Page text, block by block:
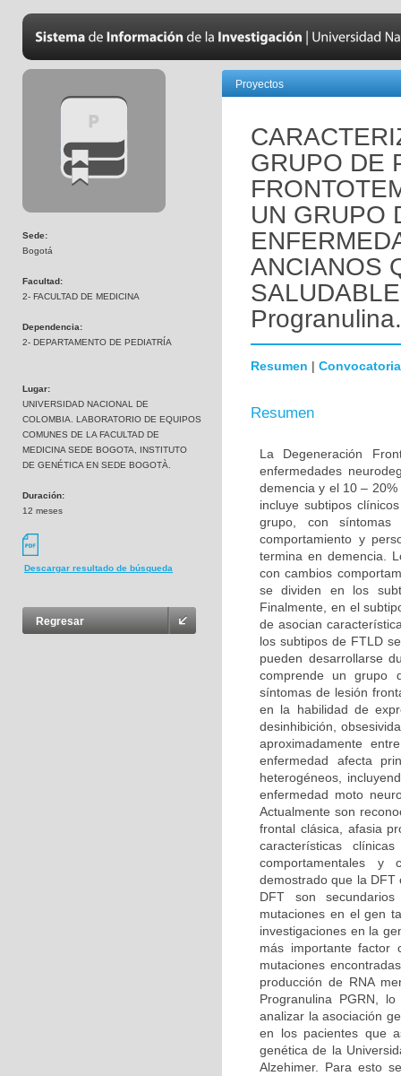
Sede:
Bogotá
Facultad:
2- FACULTAD DE MEDICINA
Dependencia:
2- DEPARTAMENTO DE PEDIATRÍA
Lugar:
UNIVERSIDAD NACIONAL DE
COLOMBIA. LABORATORIO DE EQUIPOS
COMUNES DE LA FACULTAD DE
MEDICINA SEDE BOGOTA, INSTITUTO
DE GENÉTICA EN SEDE BOGOTÀ.
Duración:
12 meses
Descargar resultado de búsqueda
Regresar
Proyectos
GRUPO DE
UN GRUPO
ANCIANOS
Progranulina.
Resumen | Convocatoria
Resumen
La Degeneración
enfermedades
demencia y el 10 –
incluye subtipos
grupo, con síntomas
comportamiento y
termina en demencia.
con cambios
se dividen en los
Finalmente, en el
de asocian
los subtipos de FTLD
pueden desarrollarse
comprende un grupo
síntomas de lesión
en la habilidad de
desinhibición,
aproximadamente
enfermedad afecta
heterogéneos,
enfermedad moto
Actualmente son
frontal clásica, afasia
características
comportamentales y
demostrado que la DFT
DFT son
mutaciones en el gen
investigaciones en la
más importante factor
mutaciones
producción de RNA
Progranulina PGRN,
analizar la asociación
en los pacientes que
genética de la
Alzehimer. Para esto